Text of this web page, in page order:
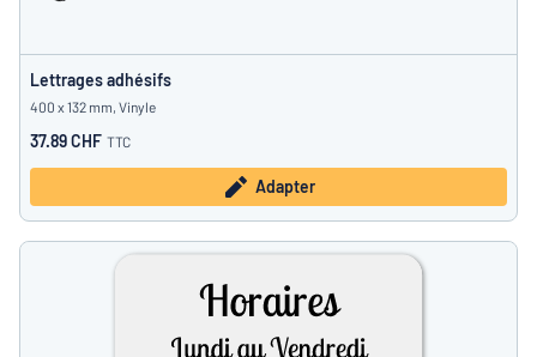
Lettrages adhésifs
400 x 132 mm, Vinyle
37.89 CHF TTC
Adapter